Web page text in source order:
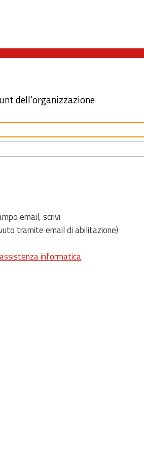
dell'organizzazione
email, scrivi
tramite email di abilitazione)
assistenza informatica.